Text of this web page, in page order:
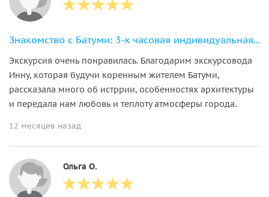
Знакомство с Батуми: 3-х часовая индивидуальная экскурсия по городу
Экскурсия очень понравилась. Благодарим экскурсовода
Инну, которая будучи коренным жителем Батуми,
рассказала много об истррии, особенностях архитектуры
и передала нам любовь и теплоту атмосферы города.
12 месяцев назад
Ольга О.